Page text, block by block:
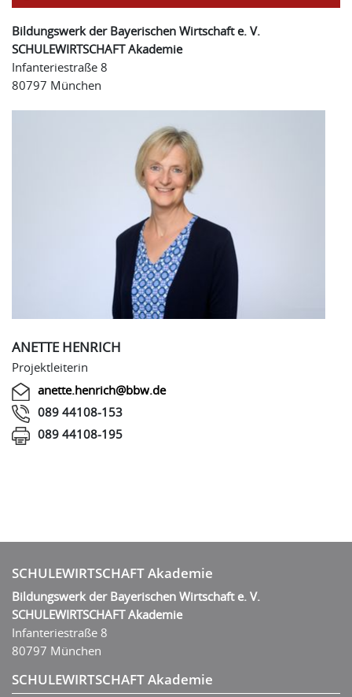
Bildungswerk der Bayerischen Wirtschaft e. V.
SCHULEWIRTSCHAFT Akademie
Infanteriestraße 8
80797 München
ANETTE HENRICH
Projektleiterin
anette.henrich@bbw.de
089 44108-153
089 44108-195
SCHULEWIRTSCHAFT Akademie
Bildungswerk der Bayerischen Wirtschaft e. V.
SCHULEWIRTSCHAFT Akademie
Infanteriestraße 8
80797 München
SCHULEWIRTSCHAFT Akademie